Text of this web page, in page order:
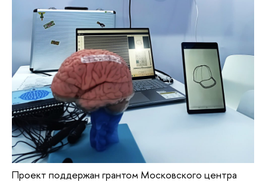
Проект поддержан грантом Московского центра